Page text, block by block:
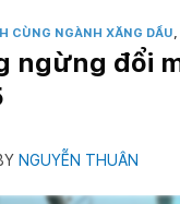
CÙNG NGÀNH XĂNG DẦU,
ngừng đổi
NGUYỄN THUÂN